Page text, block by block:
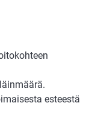
esteestä